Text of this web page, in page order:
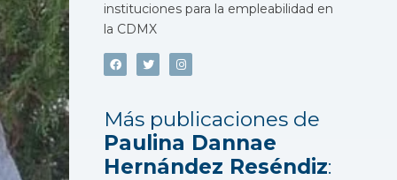
instituciones para la empleabilidad en
la CDMX
Más publicaciones de
Paulina Dannae
Hernández Reséndiz: